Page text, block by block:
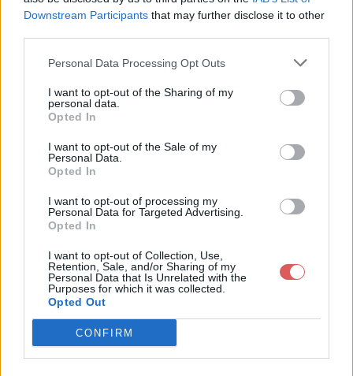
Downstream Participants that may further disclose it to other
Personal Data Processing Opt Outs
I want to opt-out of the Sharing of my
personal data.
Opted In
I want to opt-out of the Sale of my
Personal Data.
Opted In
I want to opt-out of processing my
Personal Data for Targeted Advertising.
Opted In
I want to opt-out of Collection, Use,
Retention, Sale, and/or Sharing of my
Personal Data that Is Unrelated with the
Purposes for which it was collected.
Opted Out
CONFIRM
Partager le fichier TLOS.txt sur le
Web et les réseaux sociaux:
Télécharger le fichier TLOS.txt
Télécharger TLOS.txt